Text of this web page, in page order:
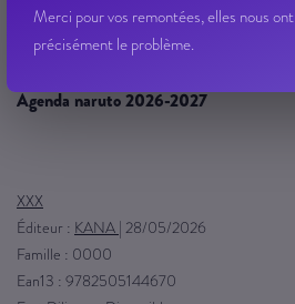
Merci pour vos remontées, elles nous
précisément le problème.
agenda naruto 2026-2027
XXX
Éditeur : KANA | 28/05/2026
Famille : 0000
Ean13 : 9782505144670